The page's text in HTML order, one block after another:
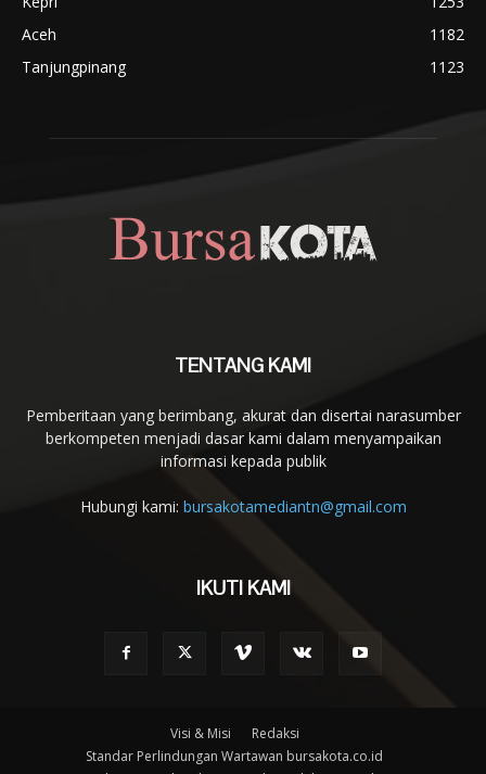
Aceh
1182
Tanjungpinang
1123
TENTANG KAMI
Pemberitaan yang berimbang, akurat dan disertai narasumber
berkompeten menjadi dasar kami dalam menyampaikan
informasi kepada publik
Hubungi kami: bursakotamediantn@gmail.com
IKUTI KAMI
Visi & Misi
Redaksi
Standar Perlindungan Wartawan bursakota.co.id